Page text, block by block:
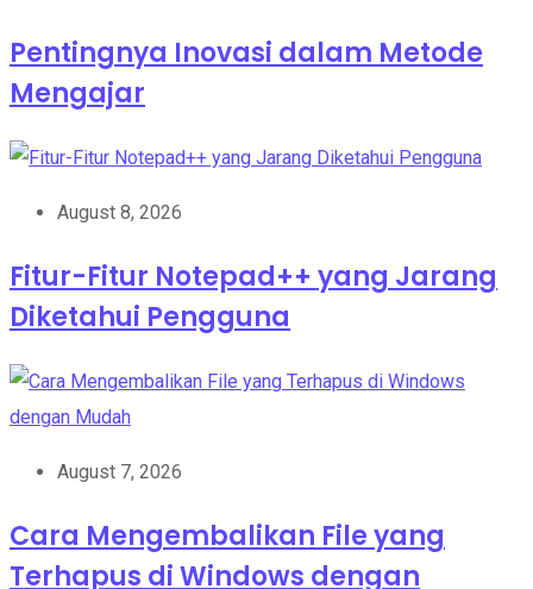
Pentingnya Inovasi dalam Metode
Mengajar
August 8, 2026
Fitur-Fitur Notepad++ yang Jarang
Diketahui Pengguna
August 7, 2026
Cara Mengembalikan File yang
Terhapus di Windows dengan